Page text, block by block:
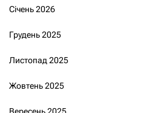
Січень 2026
Грудень 2025
Листопад 2025
Жовтень 2025